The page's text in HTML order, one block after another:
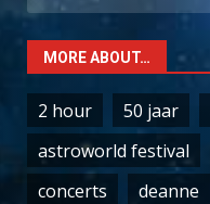
for:
MORE ABOUT…
2 hour 50 jaar
astroworld festival
concerts
deanne